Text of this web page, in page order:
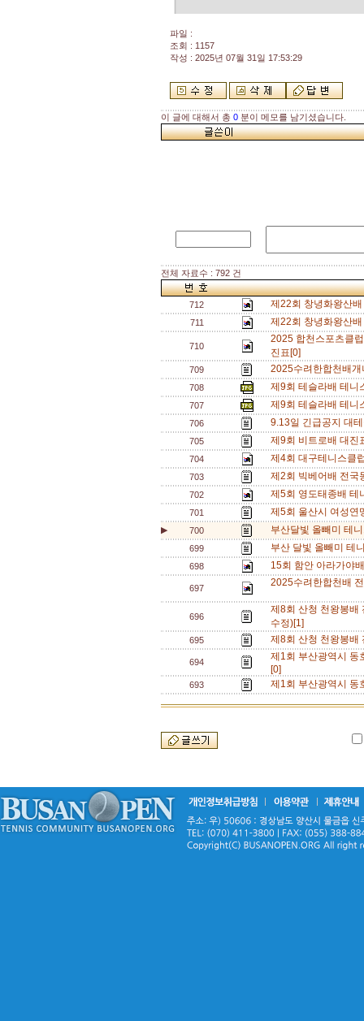
파일 :
조회 : 1157
작성 : 2025년 07월 31일 17:53:29
이 글에 대해서 총 0 분이 메모를 남기셨습니다.
전체 자료수 : 792 건
712 제22회 창녕화왕산
711 제22회 창녕화왕산
710
2025 합천스포츠클
진표[0]
709 2025수려한합천배
708 제9회 테슬라배 테
707 제9회 테슬라배 테
706 9.13일 긴급공지 대
705 제9회 비트로배 대
704 제4회 대구테니스클
703 제2회 빅베어배 전
702 제5회 영도태종배
701 제5회 울산시 여성
▶ 700 부산달빛 올빼미 테
699 부산 달빛 올빼미 테
698 15회 함안 아라가야
697 2025수려한합천배
696
제8회 산청 천왕봉배
수정)[1]
695 제8회 산청 천왕봉
694
제1회 부산광역시 동
[0]
693 제1회 부산광역시 동